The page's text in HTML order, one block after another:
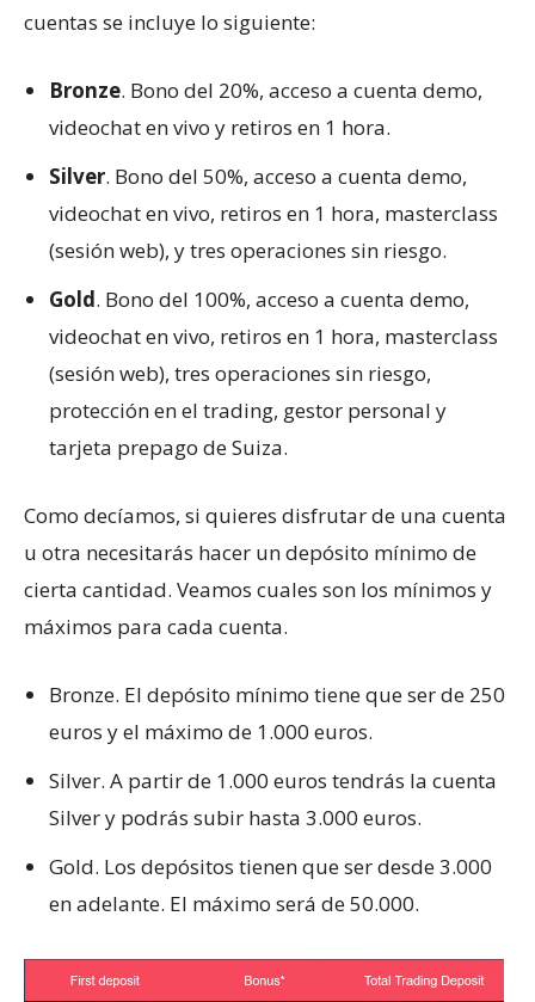
cuentas se incluye lo siguiente:
Bronze. Bono del 20%, acceso a cuenta demo,
videochat en vivo y retiros en 1 hora.
Silver. Bono del 50%, acceso a cuenta demo,
videochat en vivo, retiros en 1 hora, masterclass
(sesión web), y tres operaciones sin riesgo.
Gold. Bono del 100%, acceso a cuenta demo,
videochat en vivo, retiros en 1 hora, masterclass
(sesión web), tres operaciones sin riesgo,
protección en el trading, gestor personal y
tarjeta prepago de Suiza.
Como decíamos, si quieres disfrutar de una cuenta
u otra necesitarás hacer un depósito mínimo de
cierta cantidad. Veamos cuales son los mínimos y
máximos para cada cuenta.
Bronze. El depósito mínimo tiene que ser de 250
euros y el máximo de 1.000 euros.
Silver. A partir de 1.000 euros tendrás la cuenta
Silver y podrás subir hasta 3.000 euros.
Gold. Los depósitos tienen que ser desde 3.000
en adelante. El máximo será de 50.000.